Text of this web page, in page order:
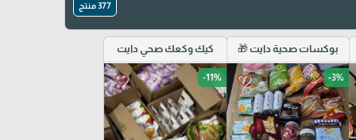
377 منتج
بوكسات صحية دايت 🎁
favorite_border -3%
كيك وكعك صحي دايت
favorite_border -11%